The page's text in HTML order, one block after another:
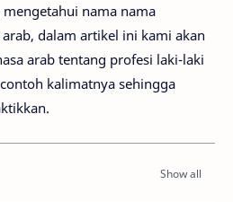
nama nama
dalam artikel ini kami akan
arab tentang profesi laki-laki
kalimatnya sehingga